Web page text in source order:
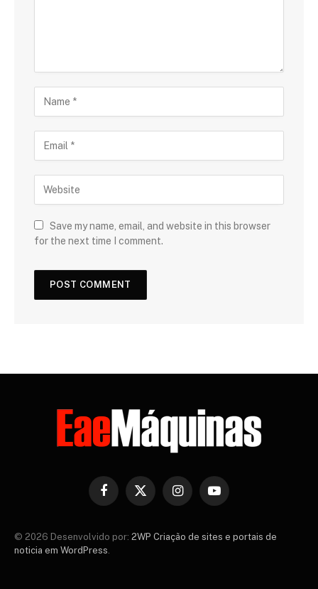
Save my name, email, and website in this browser
for the next time I comment.
Facebook
X
InstagramYouTube
© 2026 Desenvolvido por: 2WP Criação de sites e portais de
noticia em WordPress